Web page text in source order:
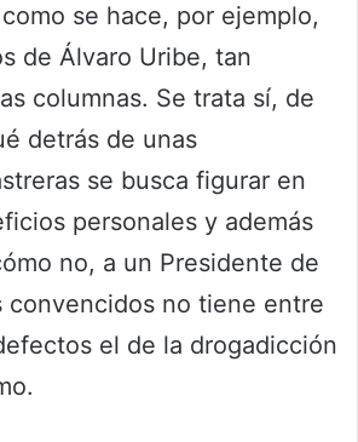
se hace, por ejemplo,
de Álvaro Uribe, tan
columnas. Se trata sí, de
detrás de unas
se busca figurar en
personales y además
no, a un Presidente de
convencidos no tiene entre
el de la drogadicción